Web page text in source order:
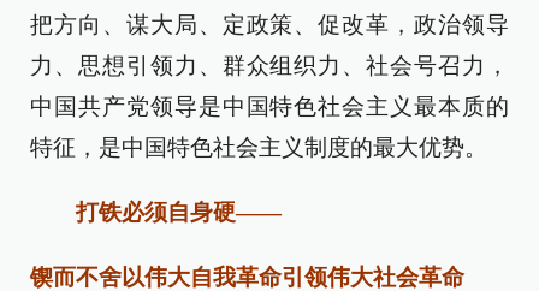
把方向、谋大局、定政策、促改革，政治领导
力、思想引领力、群众组织力、社会号召力，
中国共产党领导是中国特色社会主义最本质的
特征，是中国特色社会主义制度的最大优势。
打铁必须自身硬——
锲而不舍以伟大自我革命引领伟大社会革命